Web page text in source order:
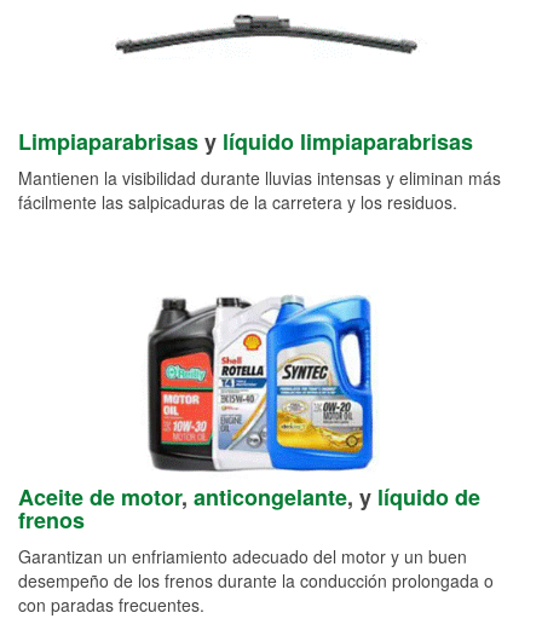
Limpiaparabrisasy líquido limpiaparabrisas
Mantienen la visibilidad durante lluvias intensas y eliminan más
fácilmente las salpicaduras de la carretera y los residuos.
Aceite de motor, anticongelante, y líquido de
frenos
Garantizan un enfriamiento adecuado del motor y un buen
desempeño de los frenos durante la conducción prolongada o
con paradas frecuentes.